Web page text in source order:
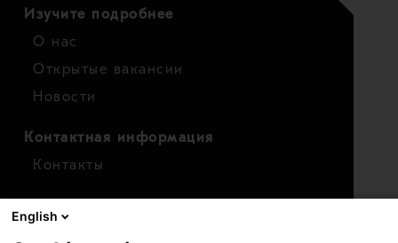
Изучите подробнее
О нас
Открытые вакансии
Новости
Контактная информация
Контакты
English